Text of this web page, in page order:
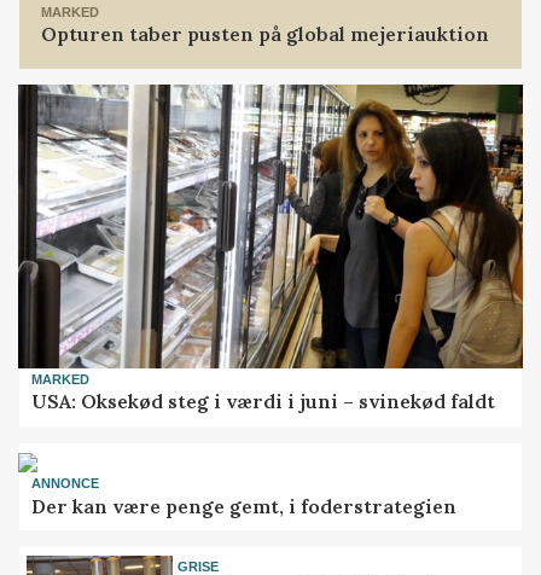
MARKED
Opturen taber pusten på global mejeriauktion
MARKED
USA: Oksekød steg i værdi i juni – svinekød faldt
ANNONCE
Der kan være penge gemt, i foderstrategien
GRISE